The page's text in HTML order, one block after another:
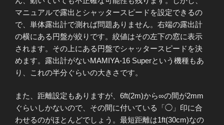
マニュアルで露出とシャッタースピードを設定できるの
で、単体露出計で測れば問題ありません。右端の露出計
の横にある円盤が絞りです。絞値はその左下の窓に表示
されます。その上にある円盤でシャッタースピードを決
めます。露出計がないMAMIYA-16 Superという機種もあ
り、これの半分ぐらいの大きさです。
また、距離設定もありますが、6ft(2m)から∞の間が2mm
ぐらいしかないので、その間に付いている「◯」印に合
わせるのがほとんどでしょう。最短距離は1ft(30cm)なの